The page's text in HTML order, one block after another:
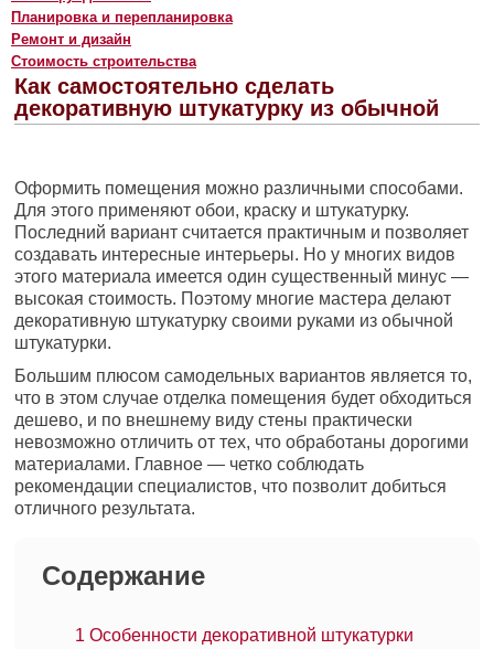
Планировка и перепланировка
Ремонт и дизайн
Стоимость строительства
Как самостоятельно сделать
декоративную штукатурку из обычной
Оформить помещения можно различными способами.
Для этого применяют обои, краску и штукатурку.
Последний вариант считается практичным и позволяет
создавать интересные интерьеры. Но у многих видов
этого материала имеется один существенный минус —
высокая стоимость. Поэтому многие мастера делают
декоративную штукатурку своими руками из обычной
штукатурки.
Большим плюсом самодельных вариантов является то,
что в этом случае отделка помещения будет обходиться
дешево, и по внешнему виду стены практически
невозможно отличить от тех, что обработаны дорогими
материалами. Главное — четко соблюдать
рекомендации специалистов, что позволит добиться
отличного результата.
Содержание
1 Особенности декоративной штукатурки